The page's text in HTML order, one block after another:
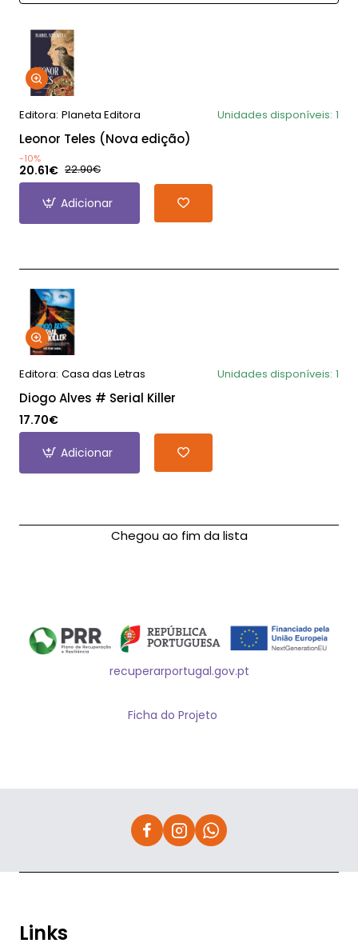
Editora: Planeta Editora Unidades disponíveis: 1
Leonor Teles (Nova edição)
-10%
20.61€ 22.90€
Adicionar
Editora: Casa das Letras Unidades disponíveis: 1
Diogo Alves # Serial Killer
17.70€
Adicionar
Chegou ao fim da lista
recuperarportugal.gov.pt
Ficha do Projeto
Links